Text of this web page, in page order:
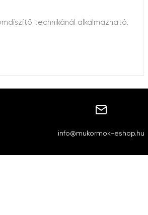
technikánál alkalmazható.
info@mukormok-eshop.hu